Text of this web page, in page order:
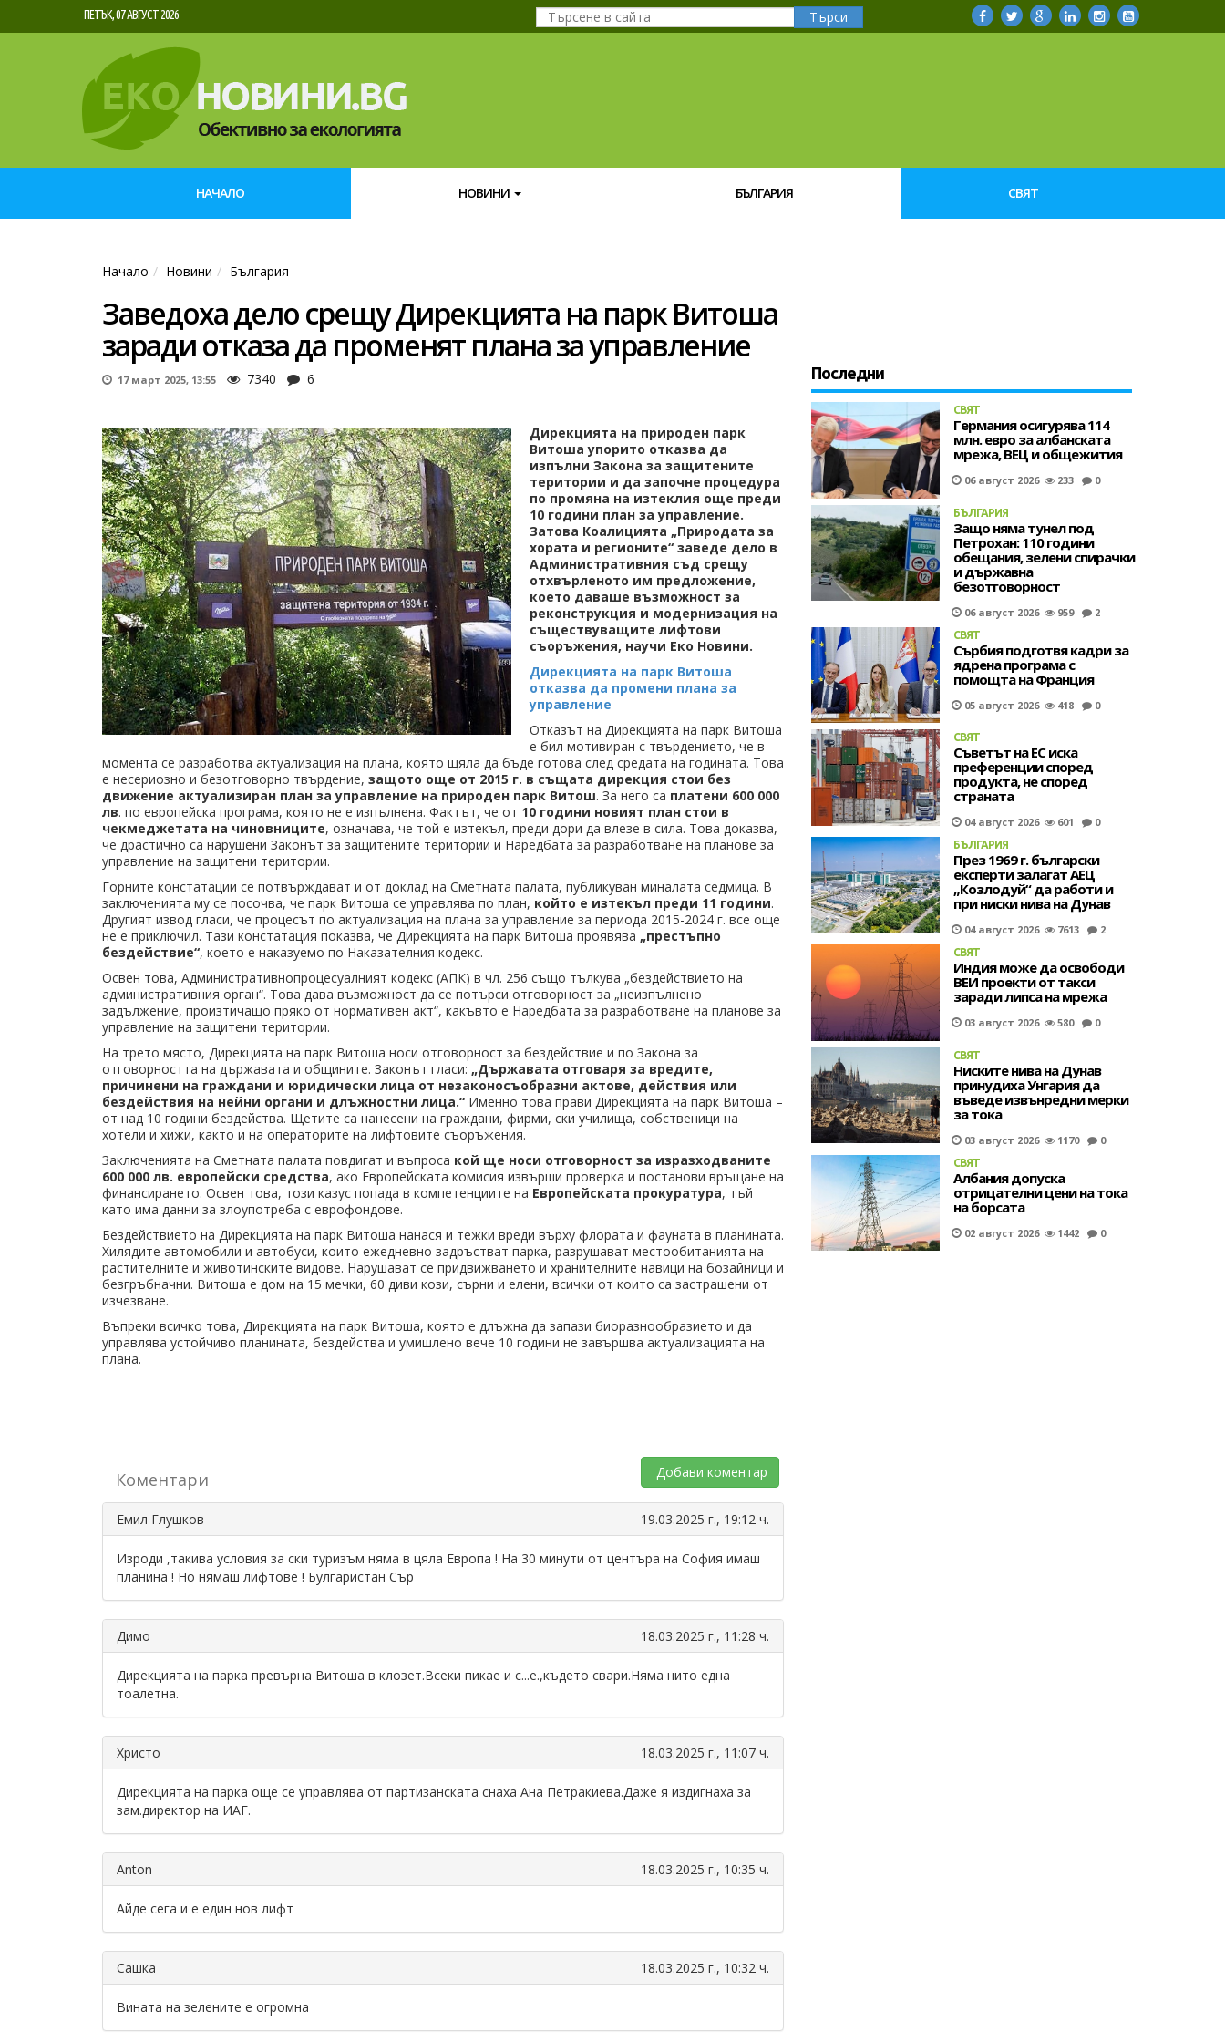
ПЕТЪК, 07 АВГУСТ 2026 Търси
НАЧАЛО НОВИНИ БЪЛГАРИЯ СВЯТ
Начало Новини България
Заведоха дело срещу Дирекцията на парк Витоша
заради отказа да променят плана за управление
17 март 2025, 13:55 7340 6
Дирекцията на природен парк
Витоша упорито отказва да
изпълни Закона за защитените
територии и да започне процедура
по промяна на изтеклия още преди
10 години план за управление.
Затова Коалицията „Природата за
хората и регионите“ заведе дело в
Административния съд срещу
отхвърленото им предложение,
което даваше възможност за
реконструкция и модернизация на
съществуващите лифтови
съоръжения, научи Еко Новини.
Дирекцията на парк Витоша
отказва да промени плана за
управление
Отказът на Дирекцията на парк Витоша
е бил мотивиран с твърдението, че в
момента се разработва актуализация на плана, която щяла да бъде готова след средата на годината. Това
е несериозно и безотговорно твърдение, защото още от 2015 г. в същата дирекция стои без
движение aктуализиран план за управление на природен парк Витош. За него са платени 600 000
лв. по европейска програма, която не е изпълнена. Фактът, че от 10 години новият план стои в
чекмеджетата на чиновниците, означава, че той е изтекъл, преди дори да влезе в сила. Това доказва,
че драстично са нарушени Законът за защитените територии и Наредбата за разработване на планове за
управление на защитени територии.
Горните констатации се потвърждават и от доклад на Сметната палата, публикуван миналата седмица. В
заключенията му се посочва, че парк Витоша се управлява по план, който е изтекъл преди 11 години.
Другият извод гласи, че процесът по актуализация на плана за управление за периода 2015-2024 г. все още
не е приключил. Тази констатация показва, че Дирекцията на парк Витоша проявява „престъпно
бездействие“, което е наказуемо по Наказателния кодекс.
Освен това, Административнопроцесуалният кодекс (АПК) в чл. 256 също тълкува „бездействието на
административния орган“. Това дава възможност да се потърси отговорност за „неизпълнено
задължение, произтичащо пряко от нормативен акт“, какъвто е Наредбата за разработване на планове за
управление на защитени територии.
На трето място, Дирекцията на парк Витоша носи отговорност за бездействие и по Закона за
отговорността на държавата и общините. Законът гласи: „Държавата отговаря за вредите,
причинени на граждани и юридически лица от незаконосъобразни актове, действия или
бездействия на нейни органи и длъжностни лица.“ Именно това прави Дирекцията на парк Витоша –
от над 10 години бездейства. Щетите са нанесени на граждани, фирми, ски училища, собственици на
хотели и хижи, както и на операторите на лифтовите съоръжения.
Заключенията на Сметната палата повдигат и въпроса кой ще носи отговорност за изразходваните
600 000 лв. европейски средства, ако Европейската комисия извърши проверка и постанови връщане на
финансирането. Освен това, този казус попада в компетенциите на Европейската прокуратура, тъй
като има данни за злоупотреба с еврофондове.
Бездействието на Дирекцията на парк Витоша нанася и тежки вреди върху флората и фауната в планината.
Хилядите автомобили и автобуси, които ежедневно задръстват парка, разрушават местообитанията на
растителните и животинските видове. Нарушават се придвижването и хранителните навици на бозайници и
безгръбначни. Витоша е дом на 15 мечки, 60 диви кози, сърни и елени, всички от които са застрашени от
изчезване.
Въпреки всичко това, Дирекцията на парк Витоша, която е длъжна да запази биоразнообразието и да
управлява устойчиво планината, бездейства и умишлено вече 10 години не завършва актуализацията на
плана.
Коментари Добави коментар
Емил Глушков 19.03.2025 г., 19:12 ч.
Изроди ,такива условия за ски туризъм няма в цяла Европа ! На 30 минути от центъра на София имаш
планина ! Но нямаш лифтове ! Булгаристан Сър
Димо 18.03.2025 г., 11:28 ч.
Дирекцията на парка превърна Витоша в клозет.Всеки пикае и с...е.,където свари.Няма нито една
тоалетна.
Христо 18.03.2025 г., 11:07 ч.
Дирекцията на парка още се управлява от партизанската снаха Ана Петракиева.Даже я издигнаха за
зам.директор на ИАГ.
Anton 18.03.2025 г., 10:35 ч.
Айде сега и е един нов лифт
Сашка 18.03.2025 г., 10:32 ч.
Вината на зелените е огромна
Последни
СВЯТ
Германия осигурява 114
млн. евро за албанската
мрежа, ВЕЦ и общежития
06 август 2026 233 0
БЪЛГАРИЯ
Защо няма тунел под
Петрохан: 110 години
обещания, зелени спирачки
и държавна
безотговорност
06 август 2026 959 2
СВЯТ
Сърбия подготвя кадри за
ядрена програма с
помощта на Франция
05 август 2026 418 0
СВЯТ
Съветът на ЕС иска
преференции според
продукта, не според
страната
04 август 2026 601 0
БЪЛГАРИЯ
През 1969 г. български
експерти залагат АЕЦ
„Козлодуй“ да работи и
при ниски нива на Дунав
04 август 2026 7613 2
СВЯТ
Индия може да освободи
ВЕИ проекти от такси
заради липса на мрежа
03 август 2026 580 0
СВЯТ
Ниските нива на Дунав
принудиха Унгария да
въведе извънредни мерки
за тока
03 август 2026 1170 0
СВЯТ
Албания допуска
отрицателни цени на тока
на борсата
02 август 2026 1442 0